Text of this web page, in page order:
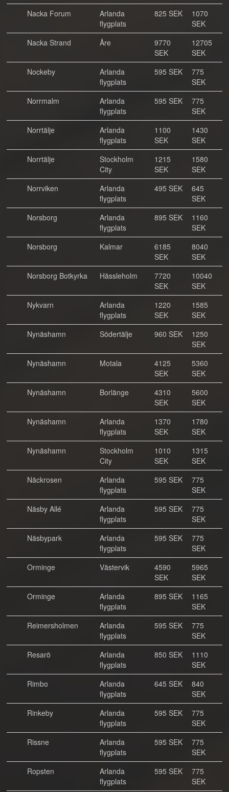
Nacka Forum
Arlanda
flygplats
825 SEK
1070
SEK
Nacka Strand
Åre
9770
SEK
12705
SEK
Nockeby
Arlanda
flygplats
595 SEK
775
SEK
Norrmalm
Arlanda
flygplats
595 SEK
775
SEK
Norrtälje
Arlanda
flygplats
1100
SEK
1430
SEK
Norrtälje
Stockholm
City
1215
SEK
1580
SEK
Norrviken
Arlanda
flygplats
495 SEK
645
SEK
Norsborg
Arlanda
flygplats
895 SEK
1160
SEK
Norsborg
Kalmar
6185
SEK
8040
SEK
Norsborg Botkyrka
Hässleholm
7720
SEK
10040
SEK
Nykvarn
Arlanda
flygplats
1220
SEK
1585
SEK
Nynäshamn
Södertälje 960 SEK
1250
SEK
Nynäshamn
Motala
4125
SEK
5360
SEK
Nynäshamn
Borlänge
4310
SEK
5600
SEK
Nynäshamn
Arlanda
flygplats
1370
SEK
1780
SEK
Nynäshamn
Stockholm
City
1010
SEK
1315
SEK
Näckrosen
Arlanda
flygplats
595 SEK
775
SEK
Näsby Allé
Arlanda
flygplats
595 SEK
775
SEK
Näsbypark
Arlanda
flygplats
595 SEK
775
SEK
Orminge
Västervik
4590
SEK
5965
SEK
Orminge
Arlanda
flygplats
895 SEK
1165
SEK
Reimersholmen
Arlanda
flygplats
595 SEK
775
SEK
Resarö
Arlanda
flygplats
850 SEK
1110
SEK
Rimbo
Arlanda
flygplats
645 SEK
840
SEK
Rinkeby
Arlanda
flygplats
595 SEK
775
SEK
Rissne
Arlanda
flygplats
595 SEK
775
SEK
Ropsten
Arlanda
flygplats
595 SEK
775
SEK